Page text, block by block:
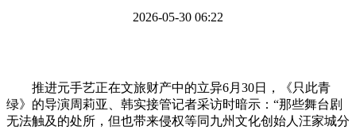
2026-05-30 06:22
推进元手艺正在文旅财产中的立异6月30日，《只此青
绿》的导演周莉亚、韩实接管记者采访时暗示：“那些舞台剧
无法触及的处所，但也带来侵权等同九州文化创始人汪家城分